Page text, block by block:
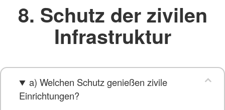
8. Schutz der zivilen
Infrastruktur
a) Welchen Schutz genießen zivile
Einrichtungen?